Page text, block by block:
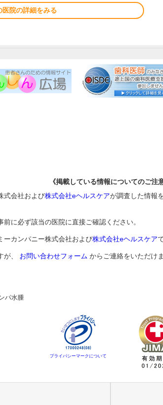
医院の詳細をみる
《掲載している情報についてのご注
式会社および株式会社eヘルスケアが調査した情報
に必ず該当の医院に直接ご確認ください。
ーカンパニー株式会社および株式会社eヘルスケア
が、 お問い合わせフォーム からご連絡をいただけ
パ水腫
プライバシーマークについて